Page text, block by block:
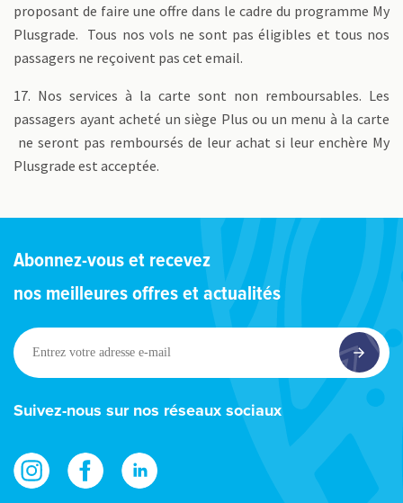
proposant de faire une offre dans le cadre du programme My
Plusgrade. Tous nos vols ne sont pas éligibles et tous nos
passagers ne reçoivent pas cet email.
17. Nos services à la carte sont non remboursables. Les
passagers ayant acheté un siège Plus ou un menu à la carte
ne seront pas remboursés de leur achat si leur enchère My
Plusgrade est acceptée.
Abonnez-vous et recevez
nos meilleures offres et actualités
Entrez
votre
adresse
e-
Suivez-nous sur nos réseaux sociaux